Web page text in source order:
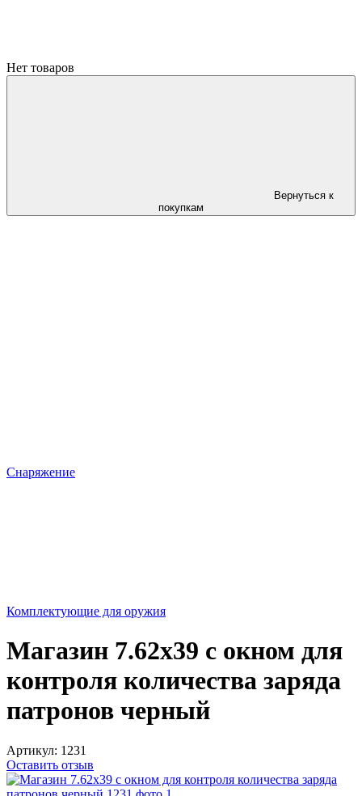
Нет товаров
Вернуться к
покупкам
Снаряжение
Комплектующие для оружия
Магазин 7.62х39 с окном для
контроля количества заряда
патронов черный
Артикул: 1231
Оставить отзыв